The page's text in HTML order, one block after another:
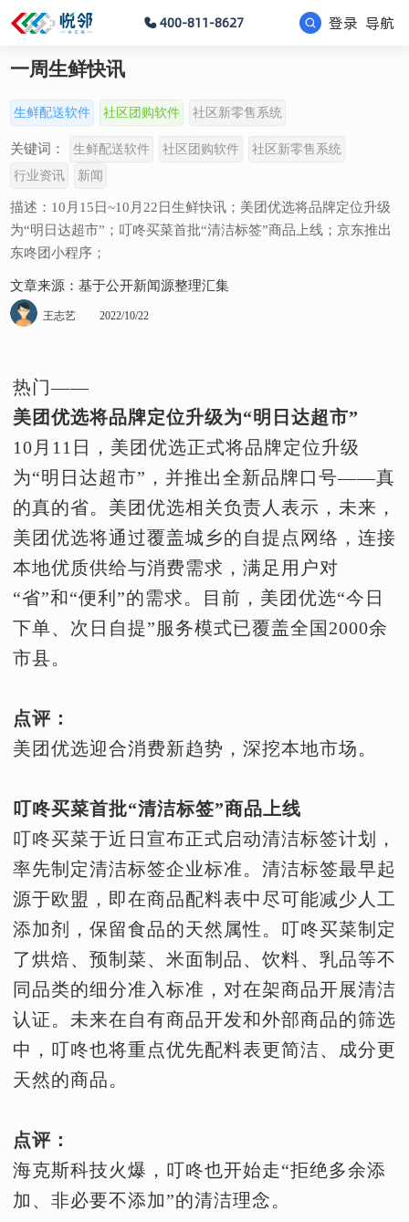
400-811-8627 登录 导航
一周生鲜快讯
生鲜配送软件 社区团购软件 社区新零售系统
关键词： 生鲜配送软件 社区团购软件
社区新零售系统
行业资讯
新闻
描述：10月15日~10月22日生鲜快讯；美团优选将品牌定位升级
为“明日达超市”；叮咚买菜首批“清洁标签”商品上线；京东推出
东咚团小程序；
文章来源：基于公开新闻源整理汇集
王志艺 2022/10/22
热门——
美团优选将品牌定位升级为“明日达超市”
10月11日，美团优选正式将品牌定位升级
为“明日达超市”，并推出全新品牌口号——真
的真的省。美团优选相关负责人表示，未来，
美团优选将通过覆盖城乡的自提点网络，连接
本地优质供给与消费需求，满足用户对
“省”和“便利”的需求。目前，美团优选“今日
下单、次日自提”服务模式已覆盖全国2000余
市县。
点评：
美团优选迎合消费新趋势，深挖本地市场。
叮咚买菜首批“清洁标签”商品上线
叮咚买菜于近日宣布正式启动清洁标签计划，
率先制定清洁标签企业标准。清洁标签最早起
源于欧盟，即在商品配料表中尽可能减少人工
添加剂，保留食品的天然属性。叮咚买菜制定
了烘焙、预制菜、米面制品、饮料、乳品等不
同品类的细分准入标准，对在架商品开展清洁
认证。未来在自有商品开发和外部商品的筛选
中，叮咚也将重点优先配料表更简洁、成分更
天然的商品。
点评：
海克斯科技火爆，叮咚也开始走“拒绝多余添
加、非必要不添加”的清洁理念。